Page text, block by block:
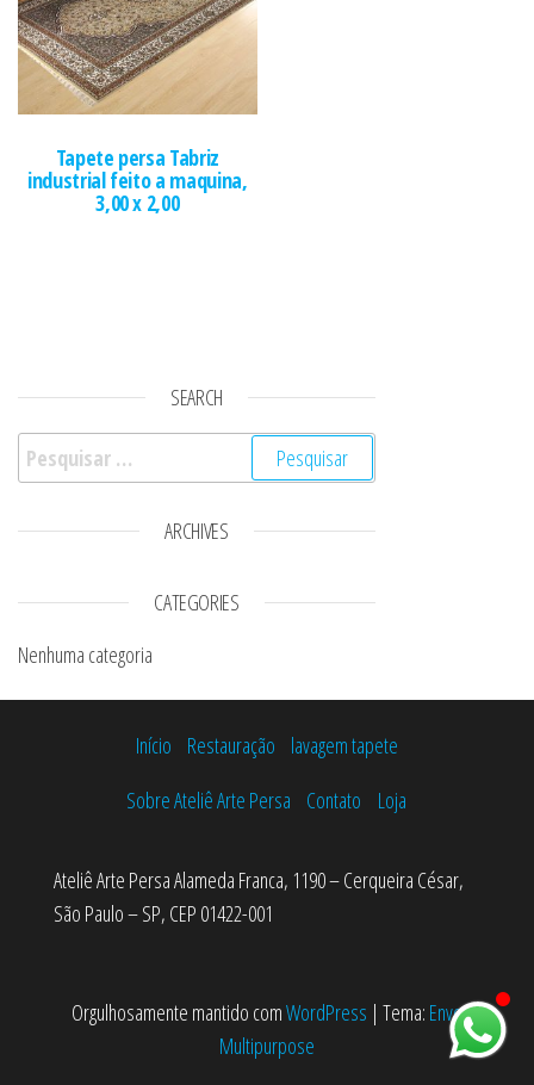
Tapete persa Tabriz
industrial feito a maquina,
3,00 x 2,00
SEARCH
Pesquisar por:
ARCHIVES
CATEGORIES
Nenhuma categoria
Início Restauração
lavagem tapete
Sobre Ateliê Arte Persa
Contato Loja
Ateliê Arte Persa Alameda Franca, 1190 – Cerqueira César,
São Paulo – SP, CEP 01422-001
Orgulhosamente mantido comWordPress | Tema: Envo
Multipurpose